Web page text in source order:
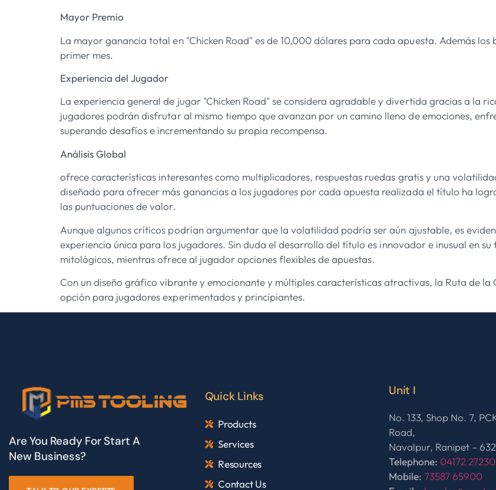
Mayor Premio
La mayor ganancia total en "Chicken Road" es de 10,000 dólares para cada apuesta. Además los
primer mes.
Experiencia del Jugador
La experiencia general de jugar "Chicken Road" se considera agradable y divertida gracias a la
jugadores podrán disfrutar al mismo tiempo que avanzan por un camino lleno de emociones,
superando desafíos e incrementando su propia recompensa.
Análisis Global
ofrece características interesantes como multiplicadores, respuestas ruedas gratis y una
diseñado para ofrecer más ganancias a los jugadores por cada apuesta realizada el título ha
las puntuaciones de valor.
Aunque algunos críticos podrían argumentar que la volatilidad podría ser aún ajustable, es
experiencia única para los jugadores. Sin duda el desarrollo del título es innovador e inusual en
mitológicos, mientras ofrece al jugador opciones flexibles de apuestas.
Con un diseño gráfico vibrante y emocionante y múltiples características atractivas, la Ruta de la
opción para jugadores experimentados y principiantes.
Are You Ready For Start A
New Business?
Quick Links
Products
Services
Resources
Contact Us
Unit I
No. 133, Shop No. 7,
Road,
Navalpur, Ranipet –
Telephone: 04172
Mobile: 73587 65900